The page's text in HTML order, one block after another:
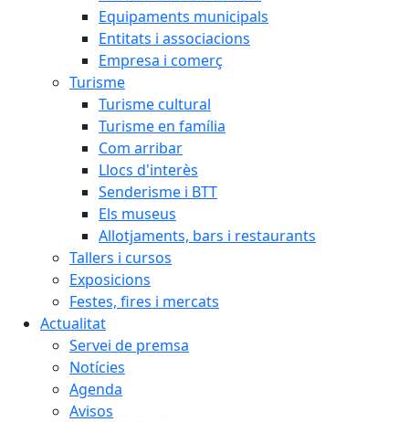
Equipaments municipals
Entitats i associacions
Empresa i comerç
Turisme
Turisme cultural
Turisme en família
Com arribar
Llocs d'interès
Senderisme i BTT
Els museus
Allotjaments, bars i restaurants
Tallers i cursos
Exposicions
Festes, fires i mercats
Actualitat
Servei de premsa
Notícies
Agenda
Avisos